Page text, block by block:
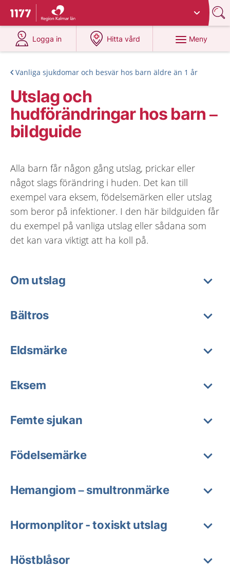
Till startsidan för 1177
Du har valt region
Logga in
på 1177.se
Hitta vård
på 1177.se
Meny
Vanliga sjukdomar och besvär hos barn äldre än 1 år
Utslag och
hudförändringar hos barn –
bildguide
Alla barn får någon gång utslag, prickar eller
något slags förändring i huden. Det kan till
exempel vara eksem, födelsemärken eller utslag
som beror på infektioner. I den här bildguiden får
du exempel på vanliga utslag eller sådana som
det kan vara viktigt att ha koll på.
Om utslag
Bältros
Eldsmärke
Eksem
Femte sjukan
Födelsemärke
Hemangiom – smultronmärke
Hormonplitor - toxiskt utslag
Höstblåsor